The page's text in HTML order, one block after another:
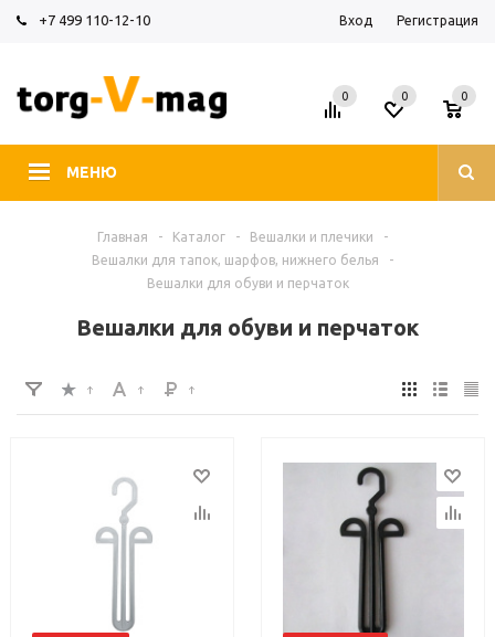
+7 499 110-12-10 Вход Регистрация
МЕНЮ
0 0
0
Главная - Каталог - Вешалки и плечики
-
Вешалки для тапок, шарфов, нижнего белья
-
Вешалки для обуви и перчаток
Вешалки для обуви и перчаток